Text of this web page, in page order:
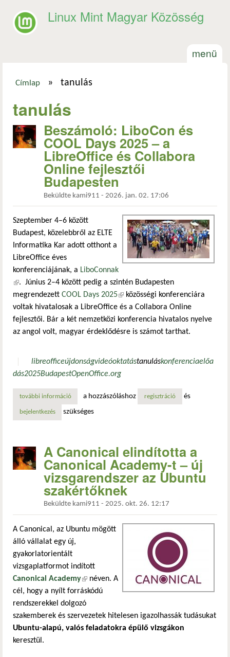
Linux Mint Magyar Közösség
menü
Címlap » tanulás
tanulás
Beszámoló: LiboCon és
COOL Days 2025 – a
LibreOffice és Collabora
Online fejlesztői
Budapesten
Beküldte kami911 - 2026. jan. 02. 17:06
Szeptember 4–6 között
Budapest, közelebbről az ELTE
Informatika Kar adott otthont a
LibreOffice éves
konferenciájának, a LiboConnak
(külső hivatkozás)
. Június 2–4 között pedig a szintén Budapesten
megrendezett COOL Days 2025(külső hivatkozás)
közösségi konferenciára
voltak hivatalosak a LibreOffice és a Collabora Online
fejlesztői. Bár a két nemzetközi konferencia hivatalos nyelve
az angol volt, magyar érdeklődésre is számot tarthat.
libreofficeújdonságvideóoktatástanuláskonferenciaelőa
dás2025BudapestOpenOffice.org
további információbeszámoló: libocon és cool days 2025 – a libreoffice és
a hozzászóláshoz regisztráció és
bejelentkezés szükséges
A Canonical elindította a
Canonical Academy-t – új
vizsgarendszer az Ubuntu
szakértőknek
Beküldte kami911 - 2025. okt. 26. 12:17
A Canonical, az Ubuntu mögött
álló vállalat egy új,
gyakorlatorientált
vizsgaplatformot indított
Canonical Academy(külső hivatkozás)
néven. A
cél, hogy a nyílt forráskódú
rendszerekkel dolgozó
szakemberek és szervezetek hitelesen igazolhassák tudásukat
Ubuntu-alapú, valós feladatokra épülő vizsgákon
keresztül.